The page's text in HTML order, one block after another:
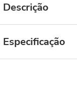
Descrição
Especificação